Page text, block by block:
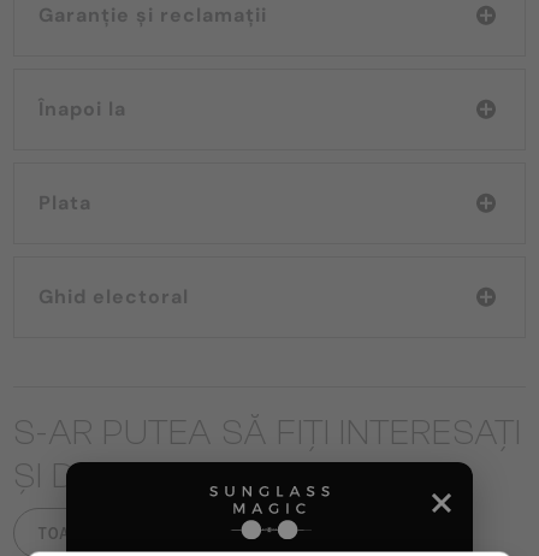
Garanție și reclamații
Înapoi la
Plata
Ghid electoral
S-AR PUTEA SĂ FIȚI INTERESAȚI
ȘI DE
TOATE PRODUSELE